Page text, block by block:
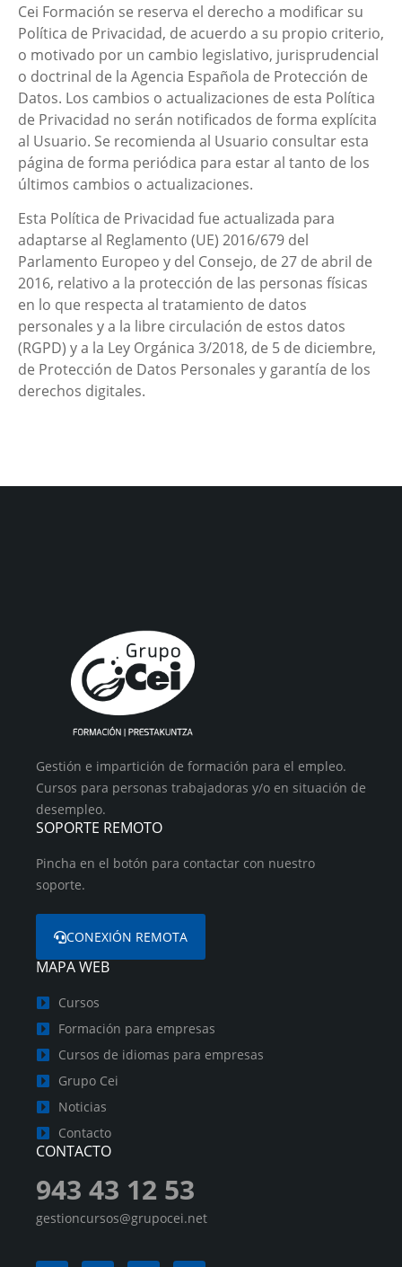
Cei Formación se reserva el derecho a modificar su
Política de Privacidad, de acuerdo a su propio criterio,
o motivado por un cambio legislativo, jurisprudencial
o doctrinal de la Agencia Española de Protección de
Datos. Los cambios o actualizaciones de esta Política
de Privacidad no serán notificados de forma explícita
al Usuario. Se recomienda al Usuario consultar esta
página de forma periódica para estar al tanto de los
últimos cambios o actualizaciones.
Esta Política de Privacidad fue actualizada para
adaptarse al Reglamento (UE) 2016/679 del
Parlamento Europeo y del Consejo, de 27 de abril de
2016, relativo a la protección de las personas físicas
en lo que respecta al tratamiento de datos
personales y a la libre circulación de estos datos
(RGPD) y a la Ley Orgánica 3/2018, de 5 de diciembre,
de Protección de Datos Personales y garantía de los
derechos digitales.
Gestión e impartición de formación para el empleo.
Cursos para personas trabajadoras y/o en situación de
desempleo.
SOPORTE REMOTO
Pincha en el botón para contactar con nuestro
soporte.
CONEXIÓN REMOTA
MAPA WEB
Cursos
Formación para empresas
Cursos de idiomas para empresas
Grupo Cei
Noticias
Contacto
CONTACTO
943 43 12 53
gestioncursos@grupocei.net